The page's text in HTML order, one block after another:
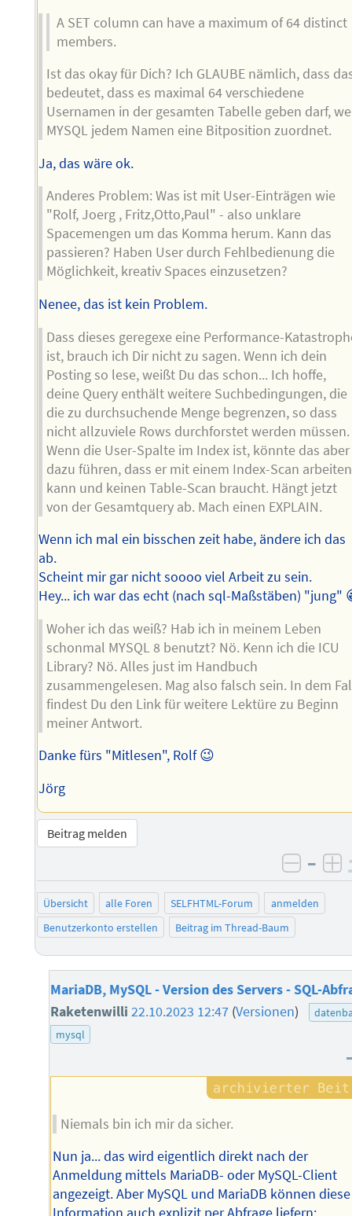
A SET column can have a maximum of 64 distinct
members.
Ist das okay für Dich? Ich GLAUBE nämlich, dass
bedeutet, dass es maximal 64 verschiedene
Usernamen in der gesamten Tabelle geben darf,
MYSQL jedem Namen eine Bitposition zuordnet.
Ja, das wäre ok.
Anderes Problem: Was ist mit User-Einträgen wie
"Rolf, Joerg , Fritz,Otto,Paul" - also unklare
Spacemengen um das Komma herum. Kann das
passieren? Haben User durch Fehlbedienung die
Möglichkeit, kreativ Spaces einzusetzen?
Nenee, das ist kein Problem.
Dass dieses geregexe eine Performance-
ist, brauch ich Dir nicht zu sagen. Wenn ich dein
Posting so lese, weißt Du das schon... Ich hoffe,
deine Query enthält weitere Suchbedingungen, die
die zu durchsuchende Menge begrenzen, so dass
nicht allzuviele Rows durchforstet werden müssen.
Wenn die User-Spalte im Index ist, könnte das aber
dazu führen, dass er mit einem Index-Scan arbeiten
kann und keinen Table-Scan braucht. Hängt jetzt
von der Gesamtquery ab. Mach einen EXPLAIN.
Wenn ich mal ein bisschen zeit habe, ändere ich das
ab.
Scheint mir gar nicht soooo viel Arbeit zu sein.
Hey... ich war das echt (nach sql-Maßstäben) "jung"
Woher ich das weiß? Hab ich in meinem Leben
schonmal MYSQL 8 benutzt? Nö. Kenn ich die ICU
Library? Nö. Alles just im Handbuch
zusammengelesen. Mag also falsch sein. In dem
findest Du den Link für weitere Lektüre zu Beginn
meiner Antwort.
Danke fürs "Mitlesen", Rolf 😉
Jörg
Beitrag melden
–
Übersicht alle Foren SELFHTML-Forum
anmelden
Benutzerkonto erstellen
Beitrag im Thread-Baum
MariaDB, MySQL - Version des Servers - SQL-
Raketenwilli22.10.2023 12:47 (Versionen)
mysql
Niemals bin ich mir da sicher.
Nun ja... das wird eigentlich direkt nach der
Anmeldung mittels MariaDB- oder MySQL-Client
angezeigt. Aber MySQL und MariaDB können diese